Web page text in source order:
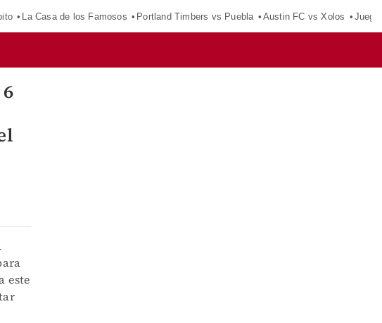
La Casa de los Famosos Portland Timbers vs Puebla Austin FC vs Xolos
este